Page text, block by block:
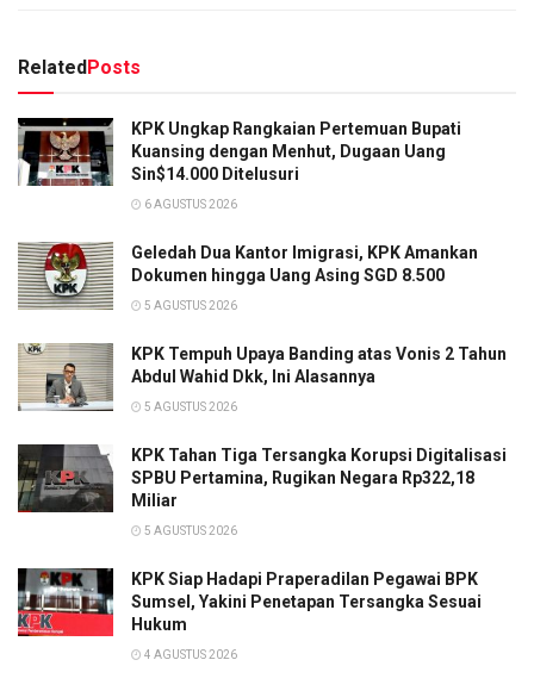
RelatedPosts
KPK Ungkap Rangkaian Pertemuan Bupati
Kuansing dengan Menhut, Dugaan Uang
Sin$14.000 Ditelusuri
6 AGUSTUS 2026
Geledah Dua Kantor Imigrasi, KPK Amankan
Dokumen hingga Uang Asing SGD 8.500
5 AGUSTUS 2026
KPK Tempuh Upaya Banding atas Vonis 2 Tahun
Abdul Wahid Dkk, Ini Alasannya
5 AGUSTUS 2026
KPK Tahan Tiga Tersangka Korupsi Digitalisasi
SPBU Pertamina, Rugikan Negara Rp322,18
Miliar
5 AGUSTUS 2026
KPK Siap Hadapi Praperadilan Pegawai BPK
Sumsel, Yakini Penetapan Tersangka Sesuai
Hukum
4 AGUSTUS 2026